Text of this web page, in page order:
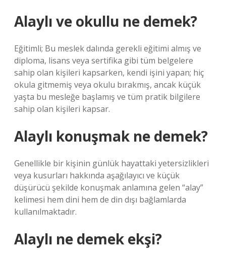
Alaylı ve okullu ne demek?
Eğitimli; Bu meslek dalında gerekli eğitimi almış ve
diploma, lisans veya sertifika gibi tüm belgelere
sahip olan kişileri kapsarken, kendi işini yapan; hiç
okula gitmemiş veya okulu bırakmış, ancak küçük
yaşta bu mesleğe başlamış ve tüm pratik bilgilere
sahip olan kişileri kapsar.
Alaylı konuşmak ne demek?
Genellikle bir kişinin günlük hayattaki yetersizlikleri
veya kusurları hakkında aşağılayıcı ve küçük
düşürücü şekilde konuşmak anlamına gelen “alay”
kelimesi hem dini hem de din dışı bağlamlarda
kullanılmaktadır.
Alaylı ne demek ekşi?